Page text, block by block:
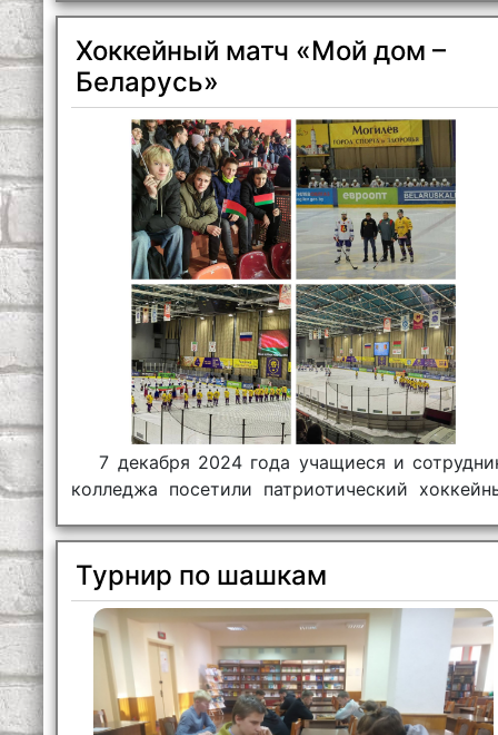
Отечества.
Хоккейный матч «Мой дом –
Беларусь»
7 декабря 2024 года учащиеся и
колледжа посетили патриотический
Могилева.
Турнир по шашкам